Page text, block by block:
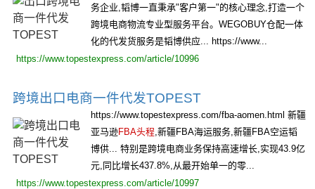
务企业,韬博一直秉承"客户第一"的核心理念,打造一个
跨境电商物流专业型服务平台。WEGOBUY仓配一体
化的代发货服务是韬博供应... https://www...
https://www.topestexpress.com/article/10996
跨境出口电商一件代发TOPEST
https://www.topestexpress.com/fba-aomen.html 新疆
亚马逊FBA头程,新疆FBA海运服务,新疆FBA空运韬
博供... 特别是跨境电商业务保持高速增长,实现43.9亿
元,同比增长437.8%,从最开始单一的零...
https://www.topestexpress.com/article/10997